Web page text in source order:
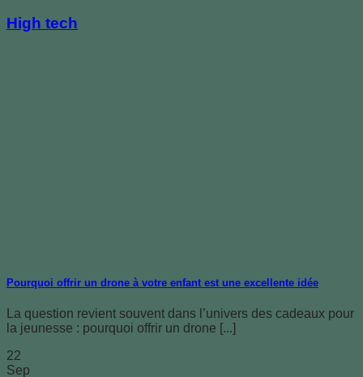
High tech
Pourquoi offrir un drone à votre enfant est une excellente idée
La question revient souvent dans l’univers des cadeaux pour
la jeunesse : pourquoi offrir un drone [...]
22
Sep